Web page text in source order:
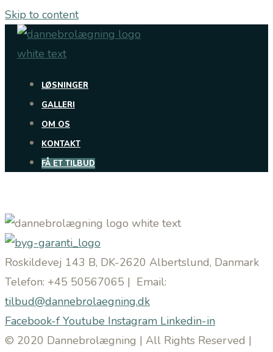
Skip to content
LØSNINGER
GALLERI
OM OS
KONTAKT
FÅ ET TILBUD
Roskildevej 143 B, DK-2620 Albertslund, Danmark
Telefon: +45 50567065 | Email:
tilbud@dannebrolaegning.dk
Facebook-f Youtube Instagram Linkedin-in
© 2020 Dannebrolægning | All Rights Reserved |